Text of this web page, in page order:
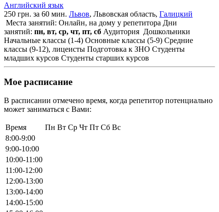
Английский язык
250 грн. за 60 мин. Львов, Львовская область, Галицкий
Места занятий: Онлайн, на дому у репетитора Дни
занятий: пн, вт, ср, чт, пт, сб Аудитория Дошкольники
Начальные классы (1-4) Основные классы (5-9) Средние
классы (9-12), лицеисты Подготовка к ЗНО Студенты
младших курсов Студенты старших курсов
Мое расписание
В расписании отмечено время, когда репетитор потенциально
может заниматься с Вами:
Время Пн Вт Ср Чт Пт Сб Вс
8:00-9:00
9:00-10:00
10:00-11:00
11:00-12:00
12:00-13:00
13:00-14:00
14:00-15:00